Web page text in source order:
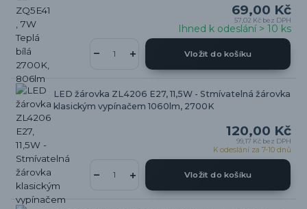
69,00 Kč
57,02 Kč bez DPH
Ihned k odeslání > 10 ks
Vložit do košíku
LED žárovka ZL4206 E27, 11,5W - Stmívatelná žárovka
klasickým vypínačem 1060lm, 2700K
120,00 Kč
99,17 Kč bez DPH
K odeslání za 7-10 dnů
Vložit do košíku